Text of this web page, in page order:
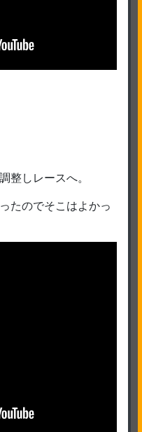
整しレースへ。
たのでそこはよかっ